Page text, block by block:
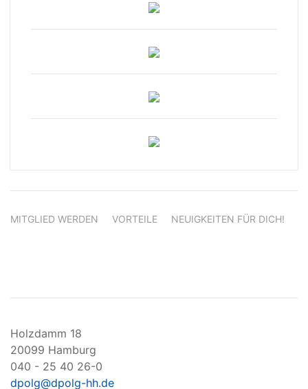
MITGLIED WERDEN VORTEILE NEUIGKEITEN FÜR DICH!
Holzdamm 18
20099 Hamburg
040 - 25 40 26-0
dpolg@dpolg-hh.de